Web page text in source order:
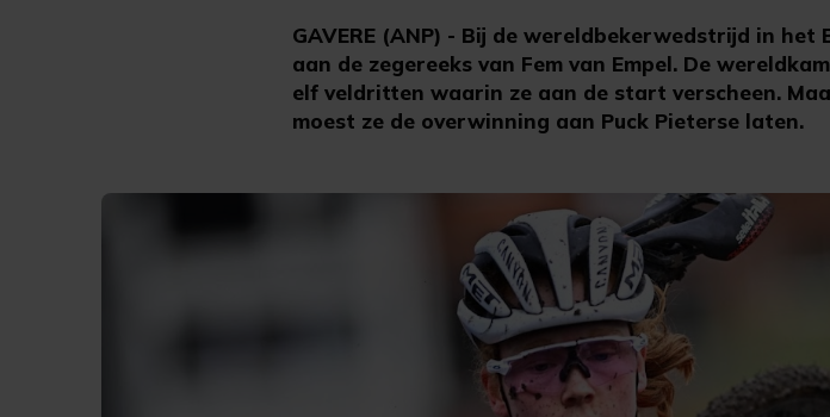
GAVERE (ANP) - Bij de wereldbekerwedstrijd in het
aan de zegereeks van Fem van Empel. De
elf veldritten waarin ze aan de start verscheen.
moest ze de overwinning aan Puck Pieterse laten.